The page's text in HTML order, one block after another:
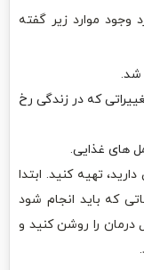
وجود موارد زیر گفته
شد.
که در زندگی رخ
های غذایی.
تهیه کنید. ابتدا
که باید انجام شود
را روشن کنید و